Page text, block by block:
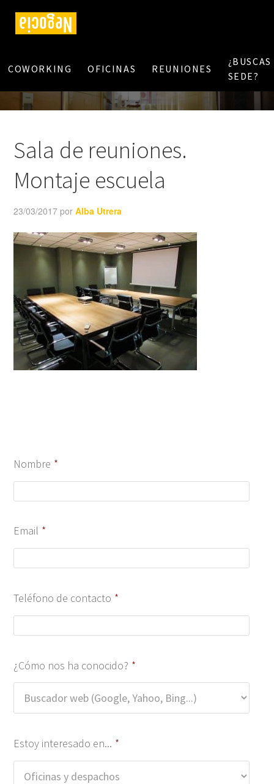
COWORKING OFICINAS REUNIONES
¿BUSCAS
SEDE?
Sala de reuniones.
Montaje escuela
23/03/2017 porAlba Utrera
Nombre *
Email *
Teléfono de contacto *
¿Cómo nos ha conocido? *
Estoy interesado en... *